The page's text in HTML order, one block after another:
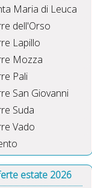
Maria di Leuca
dell'Orso
Lapillo
Mozza
Pali
San Giovanni
Suda
Vado
estate 2026